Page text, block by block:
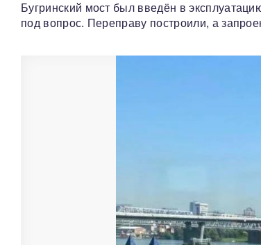
Бугринский мост был введён в
под вопрос. Переправу построили, а